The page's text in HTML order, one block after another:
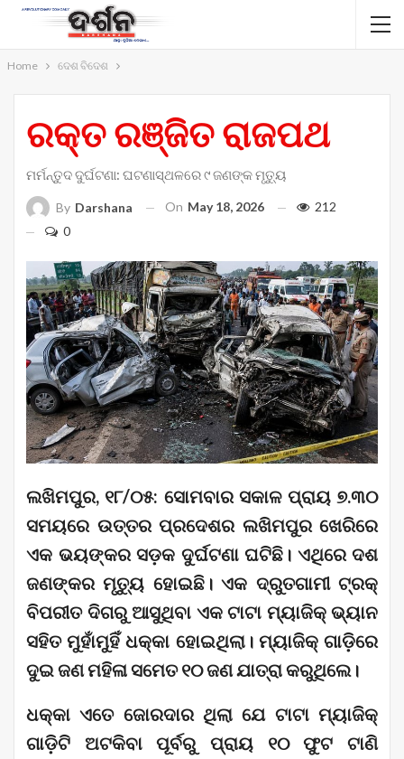
Home ଦେଶ ବିଦେଶ
ରକ୍ତ ରଞ୍ଜିତ ରାଜପଥ
ମର୍ମନ୍ତୁଦ ଦୁର୍ଘଟଣା: ଘଟଣାସ୍ଥଳରେ ୯ ଜଣଙ୍କ ମୃତ୍ୟୁ
By Darshana On May 18, 2026
212
0
ଲଖିମପୁର, ୧୮/୦୫: ସୋମବାର ସକାଳ ପ୍ରାୟ ୭.୩୦
ସମୟରେ ଉତ୍ତର ପ୍ରଦେଶର ଲଖିମପୁର ଖେରିରେ
ଏକ ଭୟଙ୍କର ସଡ଼କ ଦୁର୍ଘଟଣା ଘଟିଛି। ଏଥିରେ ଦଶ
ଜଣଙ୍କର ମୃତ୍ୟୁ ହୋଇଛି। ଏକ ଦ୍ରୁତଗାମୀ ଟ୍ରକ୍
ବିପରୀତ ଦିଗରୁ ଆସୁଥିବା ଏକ ଟାଟା ମ୍ୟାଜିକ୍ ଭ୍ୟାନ
ସହିତ ମୁହାଁମୁହିଁ ଧକ୍କା ହୋଇଥିଲା। ମ୍ୟାଜିକ୍ ଗାଡ଼ିରେ
ଦୁଇ ଜଣ ମହିଳା ସମେତ ୧୦ ଜଣ ଯାତ୍ରା କରୁଥିଲେ।
ଧକ୍କା ଏତେ ଜୋରଦାର ଥିଲା ଯେ ଟାଟା ମ୍ୟାଜିକ୍
ଗାଡ଼ିଟି ଅଟକିବା ପୂର୍ବରୁ ପ୍ରାୟ ୧୦ ଫୁଟ ଟାଣି